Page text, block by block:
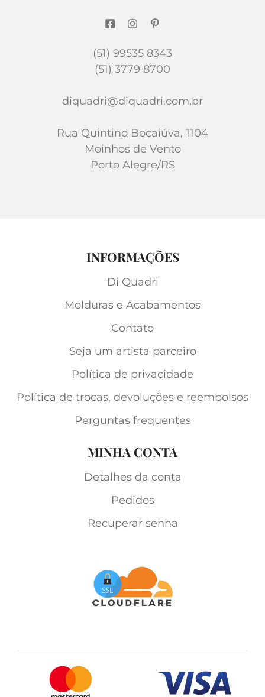
(51) 99535 8343
(51) 3779 8700
diquadri@diquadri.com.br
Rua Quintino Bocaiúva, 1104
Moinhos de Vento
Porto Alegre/RS
INFORMAÇÕES
Di Quadri
Molduras e Acabamentos
Contato
Seja um artista parceiro
Política de privacidade
Política de trocas, devoluções e reembolsos
Perguntas frequentes
MINHA CONTA
Detalhes da conta
Pedidos
Recuperar senha